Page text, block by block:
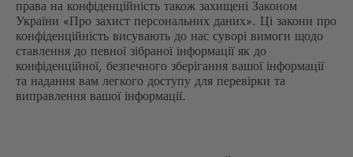
права на конфіденційність також захищені Законом
України «Про захист персональних даних». Ці закони про
конфіденційність висувають до нас суворі вимоги щодо
ставлення до певної зібраної інформації як до
конфіденційної, безпечного зберігання вашої інформації
та надання вам легкого доступу для перевірки та
виправлення вашої інформації.